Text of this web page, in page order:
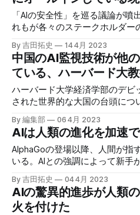
「AIの安全性」を巡る議論が
れもが各々のステークホルダー
見える。実際には誰もが全ての
争相手を出し抜こうとしている
By 吉田拓史 14 4月 2023
中国のAI監視技術が他
ている、ハーバード大
ハーバード大学経済学部のデビ
された世界的な大国の台頭につ
見に関するシンポジウムで、中
ついて言及した。
By 編集部 06 4月 2023
AIは人類の進化を加速
AlphaGoの登場以降、人間が指
いる。AIとの強調によって新手
ィビティが刺激されている。人
きるかもしれない。
By 吉田拓史 04 4月 2023
AIの驚異的進歩が人類
火を付けた